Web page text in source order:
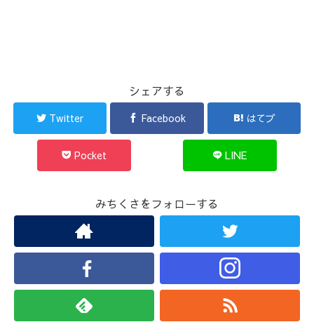
シェアする
Twitter Facebook はてブ
Pocket LINE
みちくさをフォローする